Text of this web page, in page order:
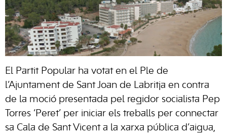
El Partit Popular ha votat en el Ple de
l’Ajuntament de Sant Joan de Labritja en contra
de la moció presentada pel regidor socialista Pep
Torres ‘Peret’ per iniciar els treballs per connectar
sa Cala de Sant Vicent a la xarxa pública d’aigua,